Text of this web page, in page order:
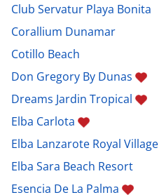
Club Servatur Playa Bonita
Corallium Dunamar
Cotillo Beach
Don Gregory By Dunas
Dreams Jardin Tropical
Elba Carlota
Elba Lanzarote Royal Village
Elba Sara Beach Resort
Esencia De La Palma